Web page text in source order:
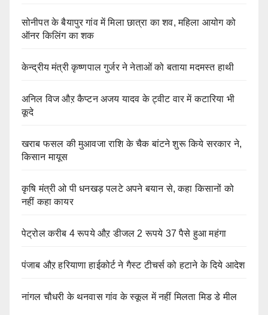
सोनीपत के बैयापुर गांव में मिला छात्रा का शव, महिला आयोग को
ऑनर किलिंग का शक
केन्द्रीय मंत्री कृष्णपाल गुर्जर ने नेताओं को बताया मदमस्त हाथी
अनिल विज औऱ कैप्टन अजय यादव के ट्वीट वार में कटारिया भी
कूदे
खराब फसल की मुआवजा राशि के चैक बांटने शुरू किये सरकार ने,
किसान मायूस
कृषि मंत्री ओ पी धनखड़ पलटे अपने बयान से, कहा किसानों को
नहीं कहा कायर
पेट्रोल करीब 4 रूपये औऱ डीजल 2 रूपये 37 पैसे हुआ महंगा
पंजाब औऱ हरियाणा हाईकोर्ट ने गैस्ट टीचर्स को हटाने के दिये आदेश
नांगल चौधरी के थनवास गांव के स्कूल में नहीं मिलता मिड डे मील